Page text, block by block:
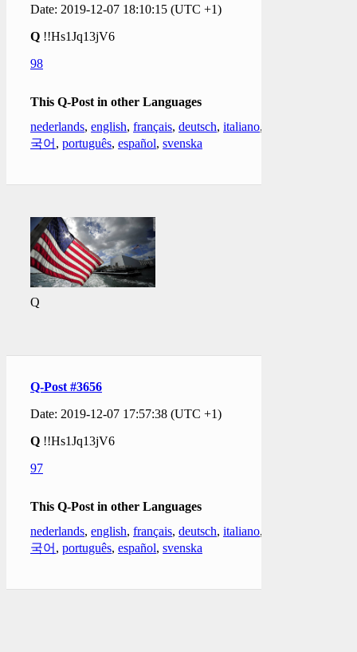
Date: 2019-12-07 18:10:15 (UTC +1)
Q !!Hs1Jq13jV6
98
This Q-Post in other Languages
nederlands, english, français, deutsch, italiano,
국어 , português, español, svenska
Q
Q-Post #3656
Date: 2019-12-07 17:57:38 (UTC +1)
Q !!Hs1Jq13jV6
97
This Q-Post in other Languages
nederlands, english, français, deutsch, italiano,
국어 , português, español, svenska